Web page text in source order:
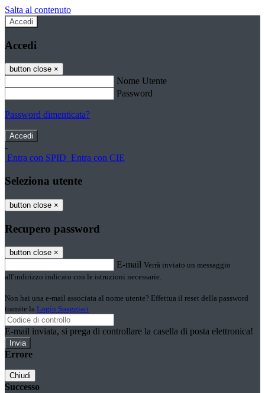
Salta al contenuto
Accedi
Accedi
button close ×
Nome Utente
Password
Password dimenticata?
-
Entra con SPID Entra con CIE
Seleziona utente
button close ×
Recupero password
button close ×
E-mail Verrà inviato un messaggio
all'indirizzo indicato con le istruzioni necessarie.
Non hai una e-mail associata al nome utente? Effettua il reset della password
tramite la Login Spaggiari
E-mail inviata, si prega di controllare la casella di posta elettronica!
Errore
Chiudi
Successo